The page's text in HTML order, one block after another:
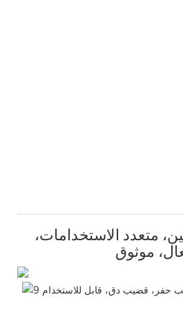
متعدد الاستخدامات،
موثوق